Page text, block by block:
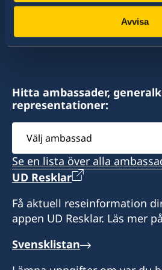
Avvisa
mongolia@sweden-
Fax:
Bodi Tower 1201,
Sukhbaatar Square,
Ulan Bator, Mongolia
Måndag till fredag, kl. 09-17
Konsul
Boldkhuyag Luvsanvandan
av dessa stater har Sverige
konsulat. Sveriges
av drygt 100
Hitta ambassader,
representationer:
Välj
ambassad
Se en lista över alla
UD Resklar
Få aktuell reseinformation
appen UD Resklar. Läs mer
Svensklistan